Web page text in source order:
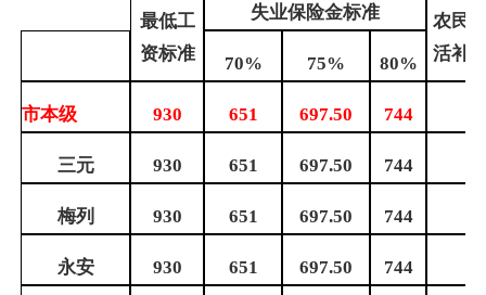
最低工
资标准
失业保险金标准
农民
活补
70% 75% 80%
市本级 930 651 697.50 744
三元 930 651 697.50 744
梅列 930 651 697.50 744
永安 930 651 697.50 744